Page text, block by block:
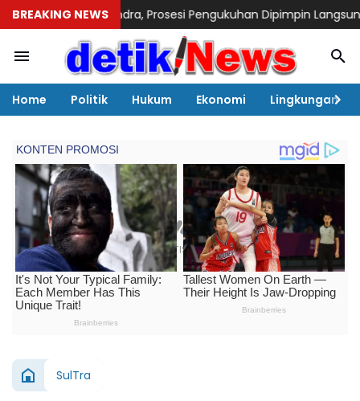
BREAKING NEWS
Prosesi Pengukuhan Dipimpin Langsung Sufmi Dasco
Home Politik Hukum Ekonomi Lingkungan
SulTra